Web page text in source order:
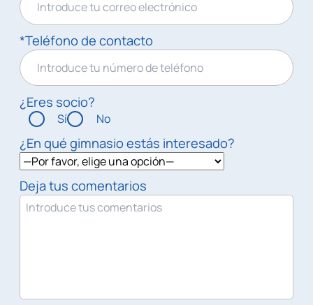
*Teléfono de contacto
¿Eres socio?
Sí No
¿En qué gimnasio estás interesado?
Deja tus comentarios